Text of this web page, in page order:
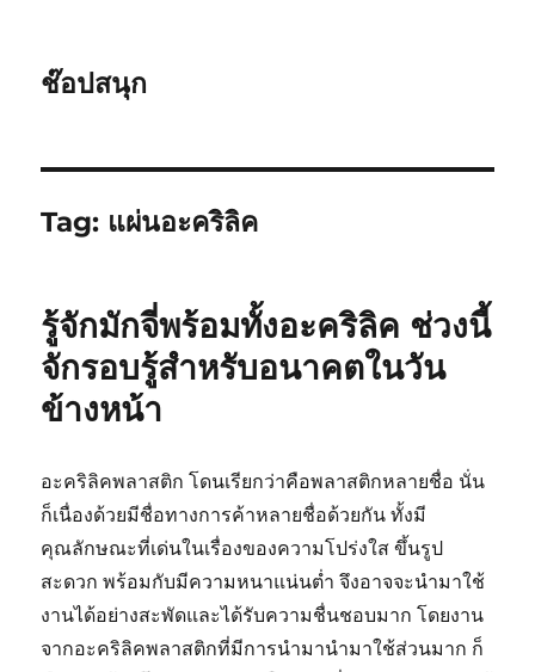
ช๊อปสนุก
Tag: แผ่นอะคริลิค
รู้จักมักจี่พร้อมทั้งอะคริลิค ช่วงนี้
จักรอบรู้สำหรับอนาคตในวัน
ข้างหน้า
อะคริลิคพลาสติก โดนเรียกว่าคือพลาสติกหลายชื่อ นั่น
ก็เนื่องด้วยมีชื่อทางการค้าหลายชื่อด้วยกัน ทั้งมี
คุณลักษณะที่เด่นในเรื่องของความโปร่งใส ขึ้นรูป
สะดวก พร้อมกับมีความหนาแน่นต่ำ จึงอาจจะนำมาใช้
งานได้อย่างสะพัดและได้รับความชื่นชอบมาก โดยงาน
จากอะคริลิคพลาสติกที่มีการนำมานำมาใช้ส่วนมาก ก็